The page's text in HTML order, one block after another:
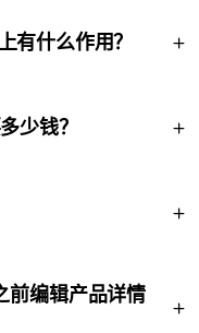
上限。
有什么作用？
宜或更可靠的供应
少钱？
，每个档位都支持无
前编辑产品详情